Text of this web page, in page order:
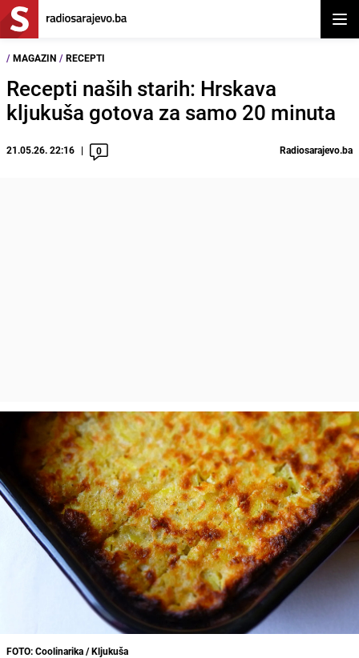
/ MAGAZIN / RECEPTI
Recepti naših starih: Hrskava
kljukuša gotova za samo 20 minuta
21.05.26. 22:16 0 Radiosarajevo.ba
FOTO: Coolinarika / Kljukuša